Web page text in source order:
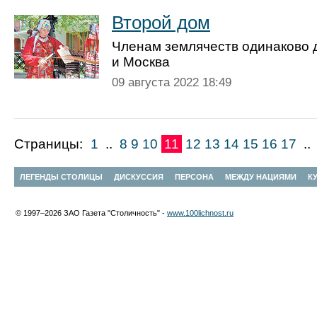
Второй дом
Членам землячеств одинаково
и Москва
09 августа 2022 18:49
Страницы: 1 .. 8 9 10 11 12 13 14 15 16 17 ..
ЛЕГЕНДЫ СТОЛИЦЫ ДИСКУССИЯ ПЕРСОНА МЕЖДУ НАЦИЯМИ
© 1997–2026 ЗАО Газета "Столичность" - www.100lichnost.ru